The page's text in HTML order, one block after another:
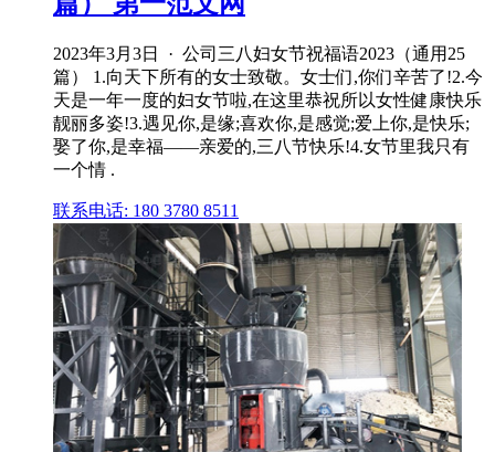
2023年3月3日 · 公司三八妇女节祝福语2023（通用25
篇） 1.向天下所有的女士致敬。女士们,你们辛苦了!2.今
天是一年一度的妇女节啦,在这里恭祝所以女性健康快乐
靓丽多姿!3.遇见你,是缘;喜欢你,是感觉;爱上你,是快乐;
娶了你,是幸福——亲爱的,三八节快乐!4.女节里我只有
一个情 .
联系电话: 180 3780 8511